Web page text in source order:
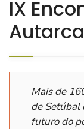
IX
Mais de
de Setúbal
futuro do